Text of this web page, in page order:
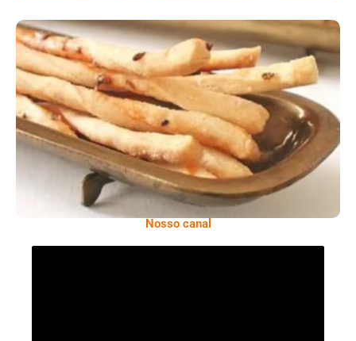
Comer Bem: Palitinhos De Cebola E Salsa
Nosso canal